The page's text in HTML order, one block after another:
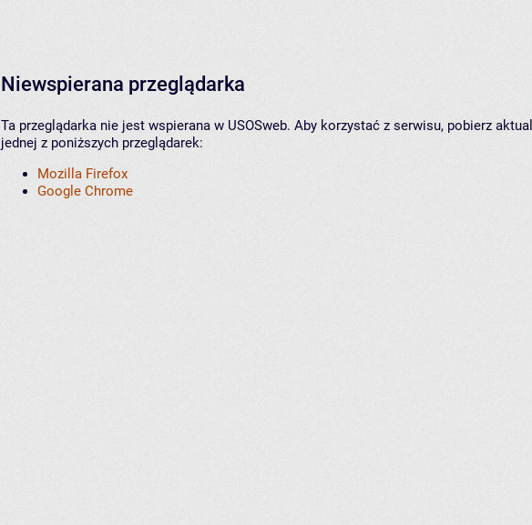
Niewspierana przeglądarka
Ta przeglądarka nie jest wspierana w USOSweb. Aby korzystać z serwisu, pobierz
jednej z poniższych przeglądarek:
Mozilla Firefox
Google Chrome